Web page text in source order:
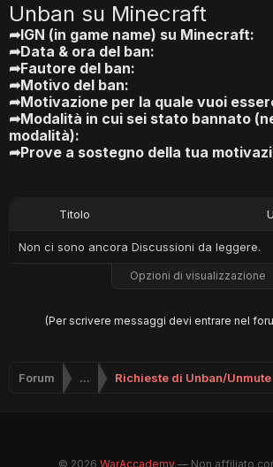
Unban su Minecraft
➦IGN (in game name) su Minecraft:
➦Data & ora del ban:
➦Fautore del ban:
➦Motivo del ban:
➦Motivazione per la quale vuoi
➦Modalità in cui sei stato bannato
modalità):
➦Prove a sostegno della tua
Titolo
Non ci sono ancora Discussioni da leggere.
Opzioni di visualizzazione
(Per scrivere messaggi devi entrare nel
Forum ... Richieste di Unban/Unmute
© 2026 WarAccademy — Non affiliato